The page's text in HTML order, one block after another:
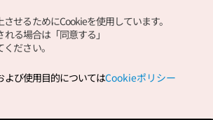
Organization All Rights
公式メール
せるためにCookieを使用しています。
る場合は「同意する」
ださい。
よび使用目的についてはCookieポリシー